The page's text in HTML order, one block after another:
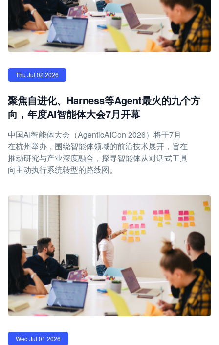
Thu Jul 02 2026
聚焦自进化、Harness等Agent最火的九个方
向，年度AI智能体大会7月开幕
中国AI智能体大会（AgenticAICon 2026）将于7月
在杭州举办，围绕智能体领域的前沿技术展开，旨在
推动研究与产业深度融合，探寻智能体从对话式工具
向主动执行系统转型的路线图。
Wed Jul 01 2026